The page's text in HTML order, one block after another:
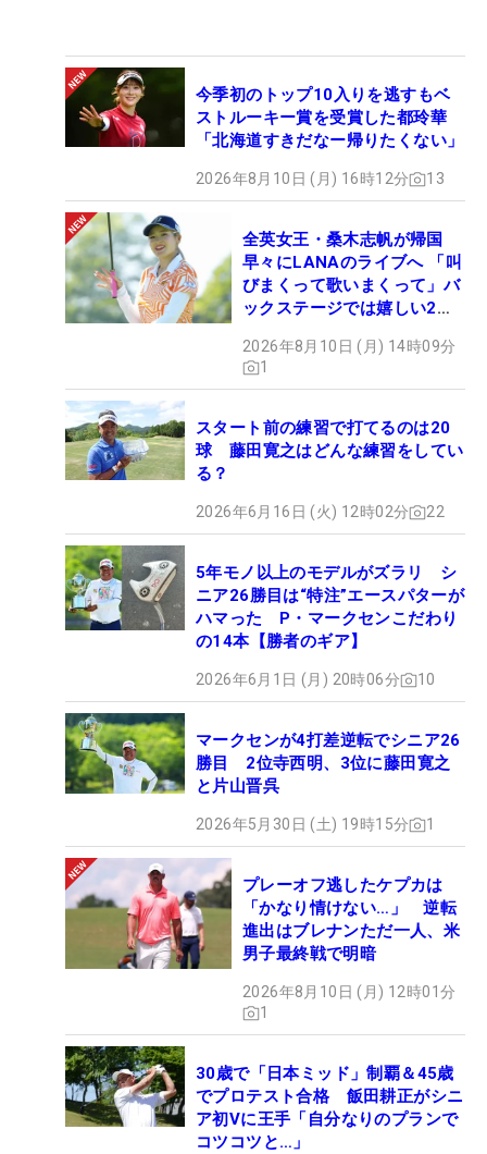
今季初のトップ10入りを逃すもベ
ストルーキー賞を受賞した都玲華
「北海道すきだなー帰りたくない」
2026年8月10日 (月) 16時12分 13
全英女王・桑木志帆が帰国
早々にLANAのライブへ 「叫
びまくって歌いまくって」バ
ックステージでは嬉しい2シ
2026年8月10日 (月) 14時09分
1
スタート前の練習で打てるのは20
球 藤田寛之はどんな練習をしてい
る？
2026年6月16日 (火) 12時02分 22
5年モノ以上のモデルがズラリ シ
ニア26勝目は“特注”エースパターが
ハマった P・マークセンこだわり
の14本【勝者のギア】
2026年6月1日 (月) 20時06分 10
マークセンが4打差逆転でシニア26
勝目 2位寺西明、3位に藤田寛之
と片山晋呉
2026年5月30日 (土) 19時15分 1
プレーオフ逃したケプカは
「かなり情けない…」 逆転
進出はブレナンただ一人、米
男子最終戦で明暗
2026年8月10日 (月) 12時01分
1
30歳で「日本ミッド」制覇＆45歳
でプロテスト合格 飯田耕正がシニ
ア初Vに王手「自分なりのプランで
コツコツと…」